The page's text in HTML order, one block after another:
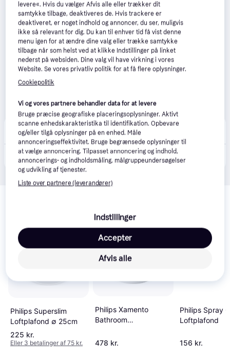
Staypro 5.0(4)
Bestillingsvare
Philips Hue 929003712301 Downlight Hvid 815 kr.
Trender
Philips Superslim
Loftplafond ∅ 25cm
225 kr.
Eller 3 betalinger af 75 kr.
Philips Xamento
Bathroom
pak White And Color
478 kr.
Philips Spray
Loftplafond
156 kr.
levere«. Hvis du vælger Afvis alle eller trækker dit
samtykke tilbage, deaktiveres de. Hvis trackere er
deaktiveret, er noget indhold og annoncer, du ser, muligvis
ikke så relevant for dig. Du kan til enhver tid få vist denne
menu igen for at ændre dine valg eller trække samtykke
tilbage når som helst ved at klikke Indstillinger på linket
nederst på websiden. Dine valg vil have virkning i vores
Website. Se vores privatliv politik for at få flere oplysninger.
Cookiepolitik
Vi og vores partnere behandler data for at levere
Bruge præcise geografiske placeringsoplysninger. Aktivt
scanne enhedskarakteristika til identifikation. Opbevare
og/eller tilgå oplysninger på en enhed. Måle
annonceringseffektivitet. Bruge begrænsede oplysninger til
at vælge annoncering. Tilpasset annoncering og indhold,
annoncerings- og indholdsmåling, målgruppeundersøgelser
og udvikling af tjenester.
Liste over partnere (leverandører)
Indstillinger
Afvis alle
Accepter